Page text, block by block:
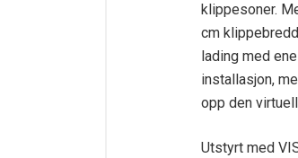
klippesoner.
cm
lading med
installasjon,
opp den
Utstyrt med